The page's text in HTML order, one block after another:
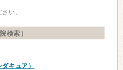
い。
検索）
キュア）